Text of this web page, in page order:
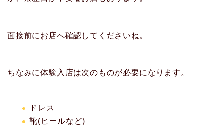
面接前にお店へ確認してくださいね。
ちなみに体験入店は次のものが必要になります。
ドレス
靴(ヒールなど)